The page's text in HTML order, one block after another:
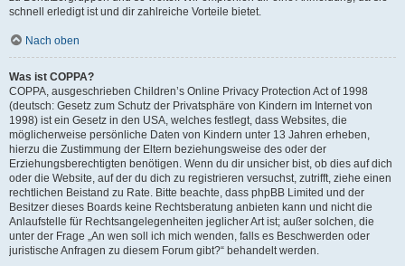
schnell erledigt ist und dir zahlreiche Vorteile bietet.
Nach oben
Was ist COPPA?
COPPA, ausgeschrieben Children’s Online Privacy Protection Act of 1998
(deutsch: Gesetz zum Schutz der Privatsphäre von Kindern im Internet von
1998) ist ein Gesetz in den USA, welches festlegt, dass Websites, die
möglicherweise persönliche Daten von Kindern unter 13 Jahren erheben,
hierzu die Zustimmung der Eltern beziehungsweise des oder der
Erziehungsberechtigten benötigen. Wenn du dir unsicher bist, ob dies auf dich
oder die Website, auf der du dich zu registrieren versuchst, zutrifft, ziehe einen
rechtlichen Beistand zu Rate. Bitte beachte, dass phpBB Limited und der
Besitzer dieses Boards keine Rechtsberatung anbieten kann und nicht die
Anlaufstelle für Rechtsangelegenheiten jeglicher Art ist; außer solchen, die
unter der Frage „An wen soll ich mich wenden, falls es Beschwerden oder
juristische Anfragen zu diesem Forum gibt?“ behandelt werden.